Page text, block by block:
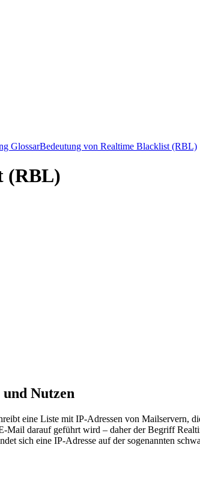
GlossarBedeutung von Realtime Blacklist (RBL)
(RBL)
Nutzen
eine Liste mit IP-Adressen von Mailservern,
Mail darauf geführt wird – daher der Begriff
sich eine IP-Adresse auf der sogenannten